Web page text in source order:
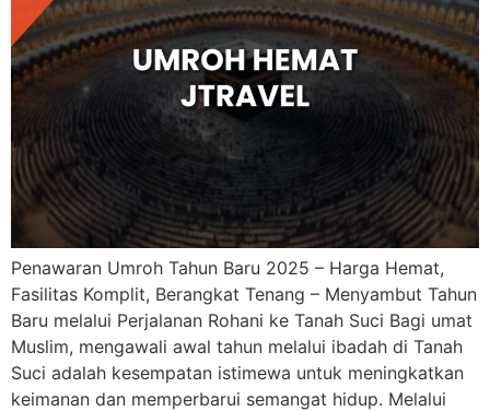
Penawaran Umroh Tahun Baru 2025 – Harga Hemat,
Fasilitas Komplit, Berangkat Tenang – Menyambut Tahun
Baru melalui Perjalanan Rohani ke Tanah Suci Bagi umat
Muslim, mengawali awal tahun melalui ibadah di Tanah
Suci adalah kesempatan istimewa untuk meningkatkan
keimanan dan memperbarui semangat hidup. Melalui